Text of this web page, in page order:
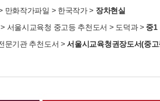
만화작가파일 > 한국작가> 장차현실
> 서울시교육청 중고등 추천도서 > 도덕과> 중1
문기관 추천도서 >서울시교육청권장도서(중